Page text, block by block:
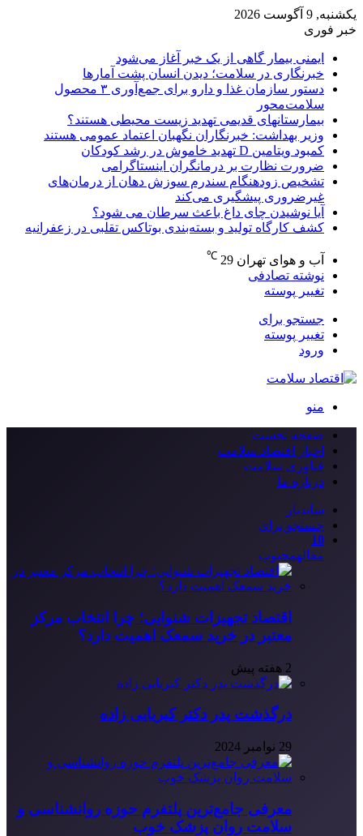
یکشنبه, 9 آگوست 2026
خبر فوری
ایمنی بیمار گاهی از یک خبر آغاز می‌شود
خبرنگاری در سلامت؛ دیدن انسان پشت آمارها
دستور سازمان غذا و دارو برای جمع‌آوری ۳ محصول
سلامت‌محور
بیمارستانهای قدیمی تهدید زیست محیطی هستند؟
وزیر بهداشت: خبرنگاران نگهبان اعتماد عمومی هستند
کمبود ویتامین D تهدید خاموش در رشد کودکان
ضرورت نظارت بر درمانگران اینستاگرامی
تشخیص زودهنگام سندرم سوزش دهان از درمان‌های
غیرضروری پیشگیری می‌کند
آیا نوشیدن چای داغ باعث سرطان می شود؟
کشف کارگاه تولید و بسته‌بندی بوتاکس تقلبی در زعفرانیه
آب و هوای تهران 29
℃
نوشته تصادفی
تغییر پوسته
جستجو برای
تغییر پوسته
ورود
منو
صفحه نخست
اخبار اقتصاد سلامت
فناوری سلامت
درباره ما
سایدبار
جستجو برای
10
مقالهمحبوب
اقتصاد تجهیزات شنوایی؛ چرا انتخاب مرکز
معتبر در خرید سمعک اهمیت دارد؟
2 هفته پیش
درگذشت پدر دکتر کبریایی زاده
29 نوامبر 2024
معرفی جامع‌ترین پلتفرم حوزه روانشناسی و
سلامت روان پزشک خوب